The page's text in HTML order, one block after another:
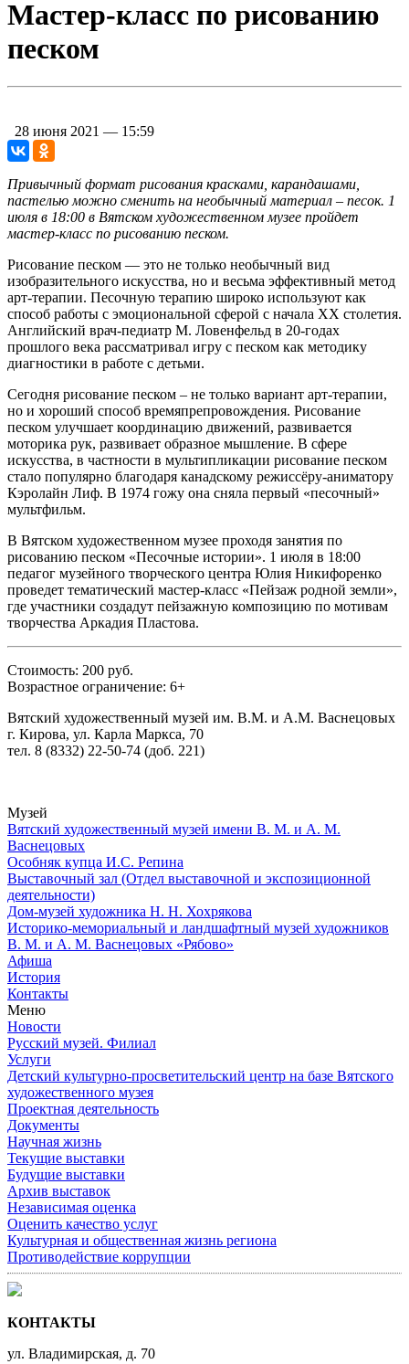
Мастер-класс по рисованию
песком
28 июня 2021 — 15:59
Привычный формат рисования красками, карандашами,
пастелью можно сменить на необычный материал – песок. 1
июля в 18:00 в Вятском художественном музее пройдет
мастер-класс по рисованию песком.
Рисование песком — это не только необычный вид
изобразительного искусства, но и весьма эффективный метод
арт-терапии. Песочную терапию широко используют как
способ работы с эмоциональной сферой с начала ХХ столетия.
Английский врач-педиатр М. Ловенфельд в 20-годах
прошлого века рассматривал игру с песком как методику
диагностики в работе с детьми.
Сегодня рисование песком – не только вариант арт-терапии,
но и хороший способ времяпрепровождения. Рисование
песком улучшает координацию движений, развивается
моторика рук, развивает образное мышление. В сфере
искусства, в частности в мультипликации рисование песком
стало популярно благодаря канадскому режиссёру-аниматору
Кэролайн Лиф. В 1974 гожу она сняла первый «песочный»
мультфильм.
В Вятском художественном музее проходя занятия по
рисованию песком «Песочные истории». 1 июля в 18:00
педагог музейного творческого центра Юлия Никифоренко
проведет тематический мастер-класс «Пейзаж родной земли»,
где участники создадут пейзажную композицию по мотивам
творчества Аркадия Пластова.
Стоимость: 200 руб.
Возрастное ограничение: 6+
Вятский художественный музей им. В.М. и А.М. Васнецовых
г. Кирова, ул. Карла Маркса, 70
тел. 8 (8332) 22-50-74 (доб. 221)
Музей
Вятский художественный музей имени В. М. и А. М.
Васнецовых
Особняк купца И.С. Репина
Выставочный зал (Отдел выставочной и экспозиционной
деятельности)
Дом-музей художника Н. Н. Хохрякова
Историко-мемориальный и ландшафтный музей художников
В. М. и А. М. Васнецовых «Рябово»
Афиша
История
Контакты
Меню
Новости
Русский музей. Филиал
Услуги
Детский культурно-просветительский центр на базе Вятского
художественного музея
Проектная деятельность
Документы
Научная жизнь
Текущие выставки
Будущие выставки
Архив выставок
Независимая оценка
Оценить качество услуг
Культурная и общественная жизнь региона
Противодействие коррупции
КОНТАКТЫ
ул. Владимирская, д. 70